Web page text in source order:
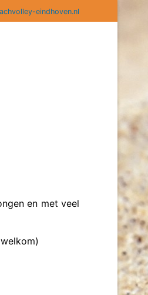
eindhoven.nl
en met veel